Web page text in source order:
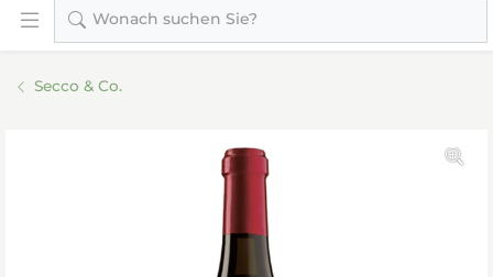
Wonach suchen Sie?
Secco & Co.